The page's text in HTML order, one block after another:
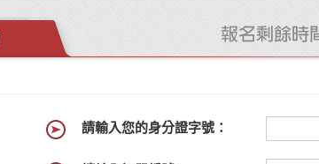
請輸入您的身分證字號：